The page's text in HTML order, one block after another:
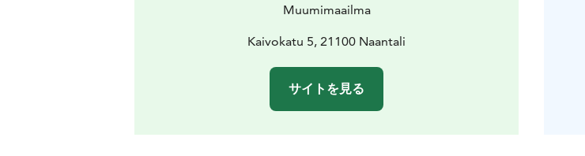
Muumimaailma
Kaivokatu 5, 21100 Naantali
サイトを見る